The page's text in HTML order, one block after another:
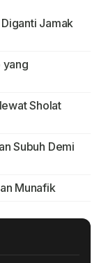
Jamak
yang
Sholat
Subuh Demi
Munafik